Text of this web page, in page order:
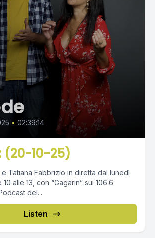
• 02:39:14
(20-10-25)
Tatiana Fabbrizio in diretta dal lunedì
alle 13, con “Gagarin” sui 106.6
del...
Listen